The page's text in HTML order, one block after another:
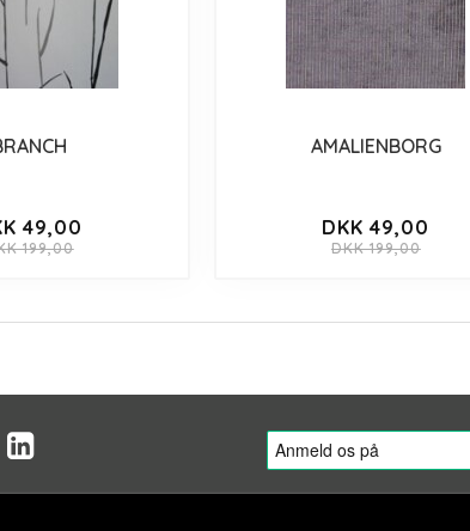
49,00
199,00
AMALIENBORG
DKK 49,00
DKK 199,00